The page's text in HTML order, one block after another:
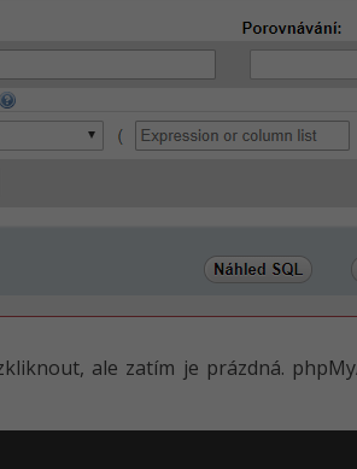
ale zatím je prázdná.